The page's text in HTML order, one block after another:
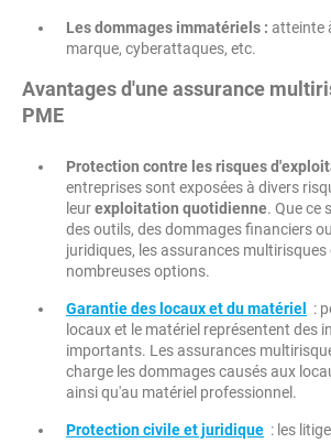
Les dommages immatériels : atteinte
marque, cyberattaques, etc.
Avantages d'une assurance
PME
Protection contre les risques
entreprises sont exposées à divers
leurexploitation quotidienne. Que ce
des outils, des dommages financiers
juridiques, les assurances
nombreuses options.
Garantie des locaux et du matériel
:
locaux et le matériel représentent des
importants. Les assurances
charge les dommages causés aux
ainsi qu'au matériel professionnel.
Protection civile et juridique : les